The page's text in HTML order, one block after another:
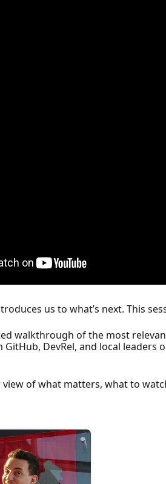
us to what’s next. This
walkthrough of the most
GitHub, DevRel, and local
view of what matters, what to